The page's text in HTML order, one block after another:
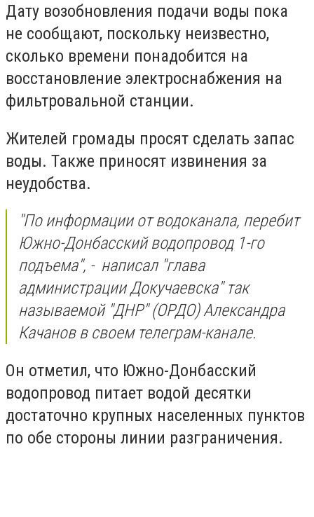
Дату возобновления подачи воды пока
не сообщают, поскольку неизвестно,
сколько времени понадобится на
восстановление электроснабжения на
фильтровальной станции.
Жителей громады просят сделать запас
воды. Также приносят извинения за
неудобства.
"По информации от водоканала, перебит
Южно-Донбасский водопровод 1-го
подъема", - написал "глава
администрации Докучаевска" так
называемой "ДНР" (ОРДО) Александра
Качанов в своем телеграм-канале.
Он отметил, что Южно-Донбасский
водопровод питает водой десятки
достаточно крупных населенных пунктов
по обе стороны линии разграничения.